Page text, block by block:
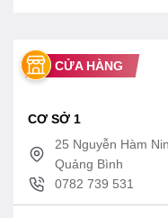
CỬA HÀNG
CƠ SỞ 1
25 Nguyễn Hàm
Quảng Bình
0782 739 531